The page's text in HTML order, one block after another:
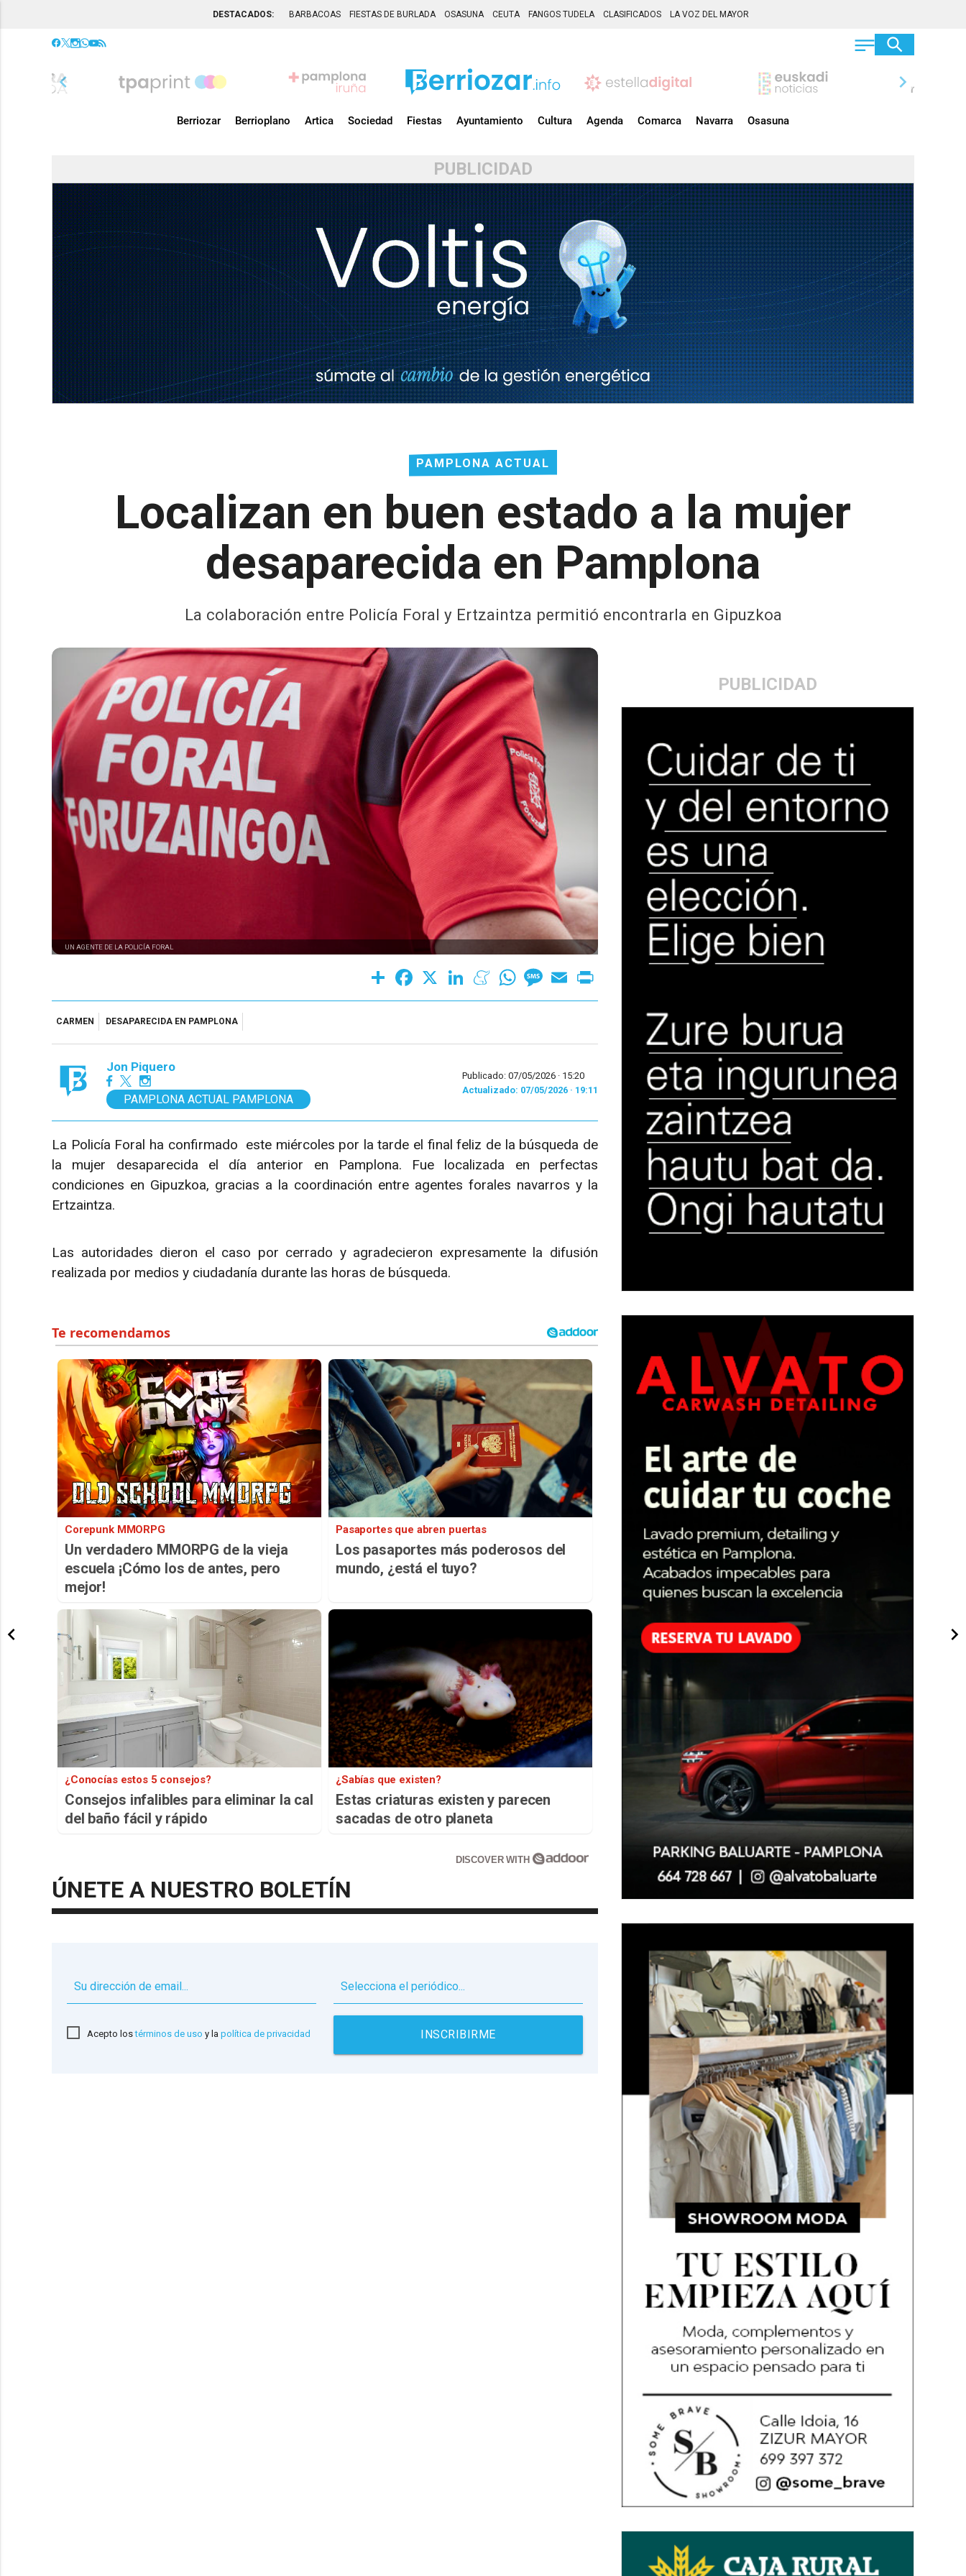
DESTACADOS: BARBACOAS FIESTAS DE BURLADA OSASUNA CEUTA FANGOS TUDELA CLASIFICADOS LA VOZ DEL MAYOR
chevron_left chevron_right
Berriozar Berrioplano Artica Sociedad Fiestas Ayuntamiento Cultura Agenda Comarca Navarra Osasuna
PUBLICIDAD
PAMPLONA ACTUAL
Localizan en buen estado a la mujer
desaparecida en Pamplona
La colaboración entre Policía Foral y Ertzaintza permitió encontrarla en Gipuzkoa
PUBLICIDAD
UN AGENTE DE LA POLICÍA FORAL
Share Facebook LinkedInMeneameWhatsAppMessage
Email
CARMEN DESAPARECIDA EN PAMPLONA
Jon Piquero
PAMPLONA ACTUAL PAMPLONA
Publicado: 07/05/2026 · 15:20
Actualizado: 07/05/2026 · 19:11
La Policía Foral ha confirmado este miércoles por la tarde el final feliz de la búsqueda de
la mujer desaparecida el día anterior en Pamplona. Fue localizada en perfectas
condiciones en Gipuzkoa, gracias a la coordinación entre agentes forales navarros y la
Ertzaintza.
Las autoridades dieron el caso por cerrado y agradecieron expresamente la difusión
realizada por medios y ciudadanía durante las horas de búsqueda.
Corepunk MMORPG
Un verdadero MMORPG de la vieja
escuela ¡Cómo los de antes, pero
mejor!
Pasaportes que abren puertas
Los pasaportes más poderosos del
mundo, ¿está el tuyo?
¿Conocías estos 5 consejos?
Consejos infalibles para eliminar la cal
del baño fácil y rápido
¿Sabías que existen?
Estas criaturas existen y parecen
sacadas de otro planeta
DISCOVER WITH
ÚNETE A NUESTRO BOLETÍN
Acepto lostérminos de uso y la política de privacidad INSCRIBIRME